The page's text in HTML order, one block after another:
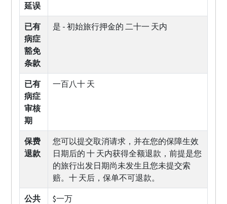
延误
已有
病症
豁免
条款
是 - 初始旅行押金的 二十一 天内
已有
病症
审核
期
一百八十 天
保费
退款
您可以提交取消请求，并在您的保障生效
日期后的 十 天内获得全额退款，前提是您
的旅行出发日期尚未发生且您未提交索
赔。十 天后，保单不可退款。
公共 $一万